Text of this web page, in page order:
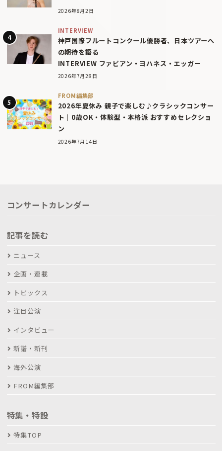
2026年8月2日
INTERVIEW
神戸国際フルートコンクール優勝者、日本ツアーへ
の期待を語る
INTERVIEW ファビアン・ヨハネス・エッガー
2026年7月28日
FROM編集部
2026年夏休み 親子で楽しむ♪クラシックコンサー
ト｜0歳OK・体験型・本格派 おすすめセレクショ
ン
2026年7月14日
コンサートカレンダー
記事を読む
ニュース
企画・連載
トピックス
注目公演
インタビュー
新譜・新刊
海外公演
FROM編集部
特集・特設
特集TOP